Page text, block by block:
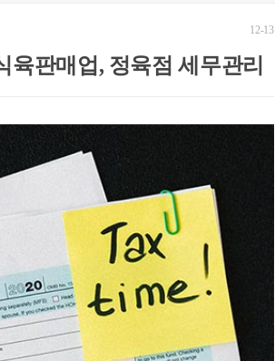
12-13
판매업, 정육점 세무관리